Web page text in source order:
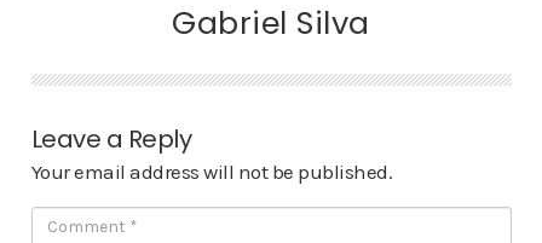
Gabriel Silva
Leave a Reply
Your email address will not be published.